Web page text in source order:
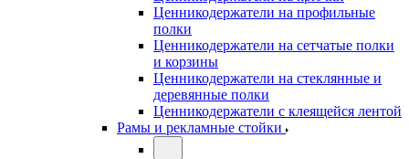
Ценникодержатели на профильные
полки
Ценникодержатели на сетчатые полки
и корзины
Ценникодержатели на стеклянные и
деревянные полки
Ценникодержатели с клеящейся лентой
Рамы и рекламные стойки